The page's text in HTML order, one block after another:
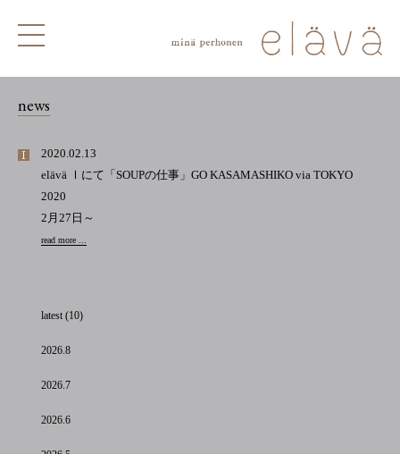
news
2020.02.13
elävä Ⅰにて「SOUPの仕事」GO KASAMASHIKO via TOKYO
2020
2月27日～
read more ...
latest (10)
2026.8
2026.7
2026.6